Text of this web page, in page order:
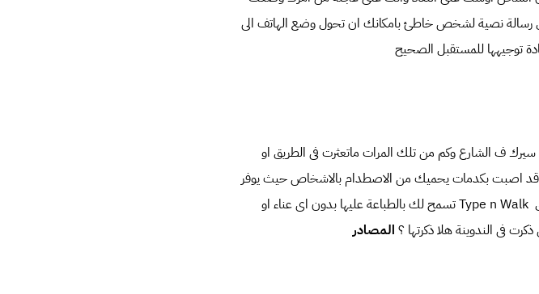
رسالة نصية لشخص خاطئ بامكانك ان تحول وضع الهاتف الى
توجيهها للمستقبل الصحيح
ف الشارع وكم من تلك المرات ماتعثرت فى الطريق او
قد اصبت بكدمات يحميك من الاصطدام بالاشخاص حيث يوفر
Type n Walkتسمح لك بالطباعة عليها بدون اى عناء او
فى الندوينة هلا ذكرتها ؟ المصادر